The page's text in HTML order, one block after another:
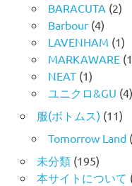
BARACUTA (2)
Barbour(4)
LAVENHAM (1)
MARKAWARE
NEAT(1)
ユニクロ&GU (4)
服(ボトムス) (11)
Tomorrow Land
未分類(195)
本サイトについて